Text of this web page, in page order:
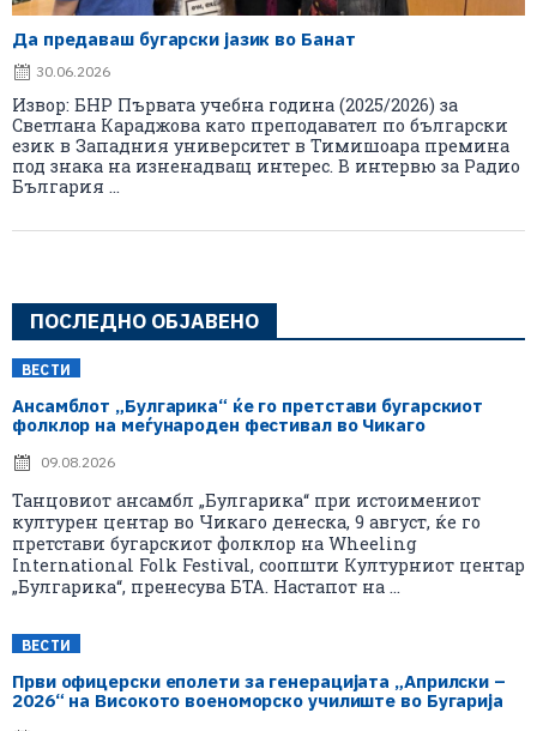
Да предаваш бугарски јазик во Банат
30.06.2026
Извор: БНР Първата учебна година (2025/2026) за
Светлана Караджова като преподавател по български
език в Западния университет в Тимишоара премина
под знака на изненадващ интерес. В интервю за Радио
България ...
ПОСЛЕДНО ОБЈАВЕНО
ВЕСТИ
Ансамблот „Булгарика“ ќе го претстави бугарскиот
фолклор на меѓународен фестивал во Чикаго
09.08.2026
Танцовиот ансамбл „Булгарика“ при истоимениот
културен центар во Чикаго денеска, 9 август, ќе го
претстави бугарскиот фолклор на Wheeling
International Folk Festival, соопшти Културниот центар
„Булгарика“, пренесува БТА. Настапот на ...
ВЕСТИ
Први офицерски еполети за генерацијата „Априлски –
2026“ на Високото военоморско училиште во Бугарија